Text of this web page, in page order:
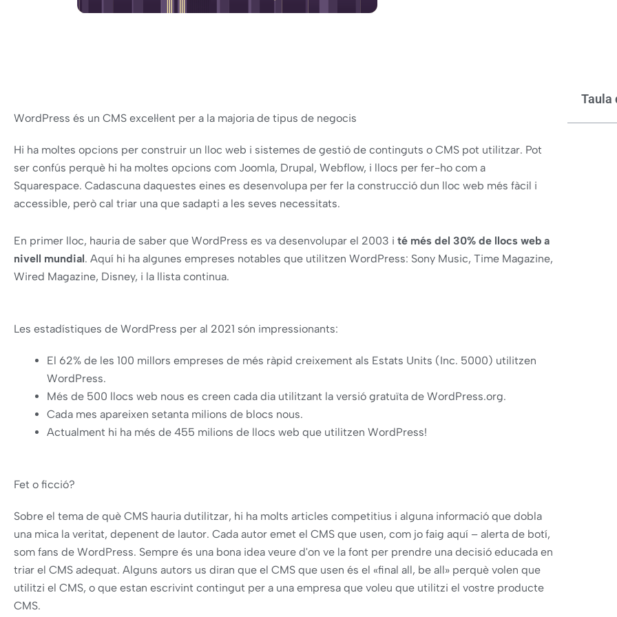
WordPress és un CMS excel·lent per a la majoria de tipus de negocis
Hi ha moltes opcions per construir un lloc web i sistemes de gestió de continguts o CMS pot utilitzar. Pot
ser confús perquè hi ha moltes opcions com Joomla, Drupal, Webflow, i llocs per fer-ho com a
Squarespace. Cadascuna daquestes eines es desenvolupa per fer la construcció dun lloc web més fàcil i
accessible, però cal triar una que sadapti a les seves necessitats.
En primer lloc, hauria de saber que WordPress es va desenvolupar el 2003 i té més del 30% de llocs web a
nivell mundial. Aquí hi ha algunes empreses notables que utilitzen WordPress: Sony Music, Time Magazine,
Wired Magazine, Disney, i la llista continua.
Les estadístiques de WordPress per al 2021 són impressionants:
El 62% de les 100 millors empreses de més ràpid creixement als Estats Units (Inc. 5000) utilitzen
WordPress.
Més de 500 llocs web nous es creen cada dia utilitzant la versió gratuïta de WordPress.org.
Cada mes apareixen setanta milions de blocs nous.
Actualment hi ha més de 455 milions de llocs web que utilitzen WordPress!
Fet o ficció?
Sobre el tema de què CMS hauria dutilitzar, hi ha molts articles competitius i alguna informació que dobla
una mica la veritat, depenent de lautor. Cada autor emet el CMS que usen, com jo faig aquí – alerta de botí,
som fans de WordPress. Sempre és una bona idea veure d'on ve la font per prendre una decisió educada en
triar el CMS adequat. Alguns autors us diran que el CMS que usen és el «final all, be all» perquè volen que
utilitzi el CMS, o que estan escrivint contingut per a una empresa que voleu que utilitzi el vostre producte
CMS.
Taula